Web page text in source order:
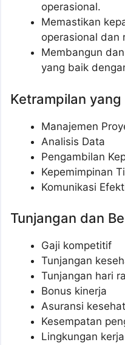
operasional.
Memastikan
operasional dan
Membangun
yang baik
Ketrampilan
Manajemen
Analisis Data
Pengambilan
Kepemimpinan
Komunikasi
Tunjangan dan
Gaji kompetitif
Tunjangan
Tunjangan hari
Bonus kinerja
Asuransi
Kesempatan
Lingkungan